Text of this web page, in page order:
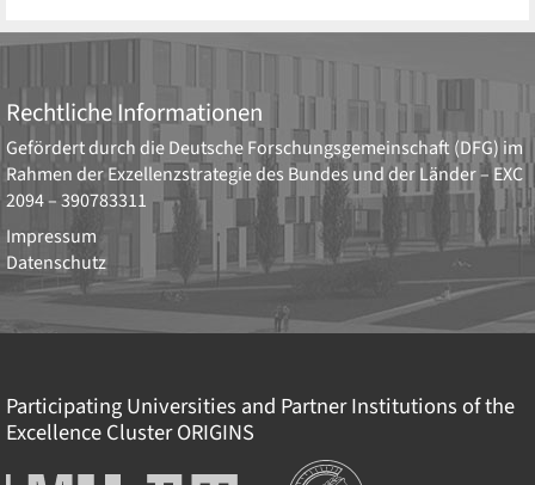
Rechtliche Informationen
Gefördert durch dieDeutsche Forschungsgemeinschaft (DFG) im
Rahmen der Exzellenzstrategie des Bundes und der Länder – EXC
2094 – 390783311
Impressum
Datenschutz
Participating Universities and Partner Institutions of the
Excellence ClusterORIGINS
Institutionen